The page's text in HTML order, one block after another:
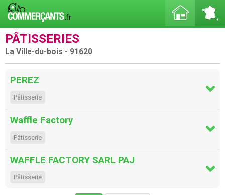
PÂTISSERIES
La Ville-du-bois - 91620
PEREZ
Pâtisserie
Waffle Factory
Pâtisserie
WAFFLE FACTORY SARL PAJ
Pâtisserie